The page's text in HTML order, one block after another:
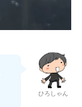
ひろしゃん